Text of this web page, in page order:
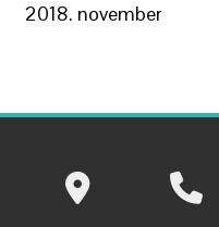
2018. november